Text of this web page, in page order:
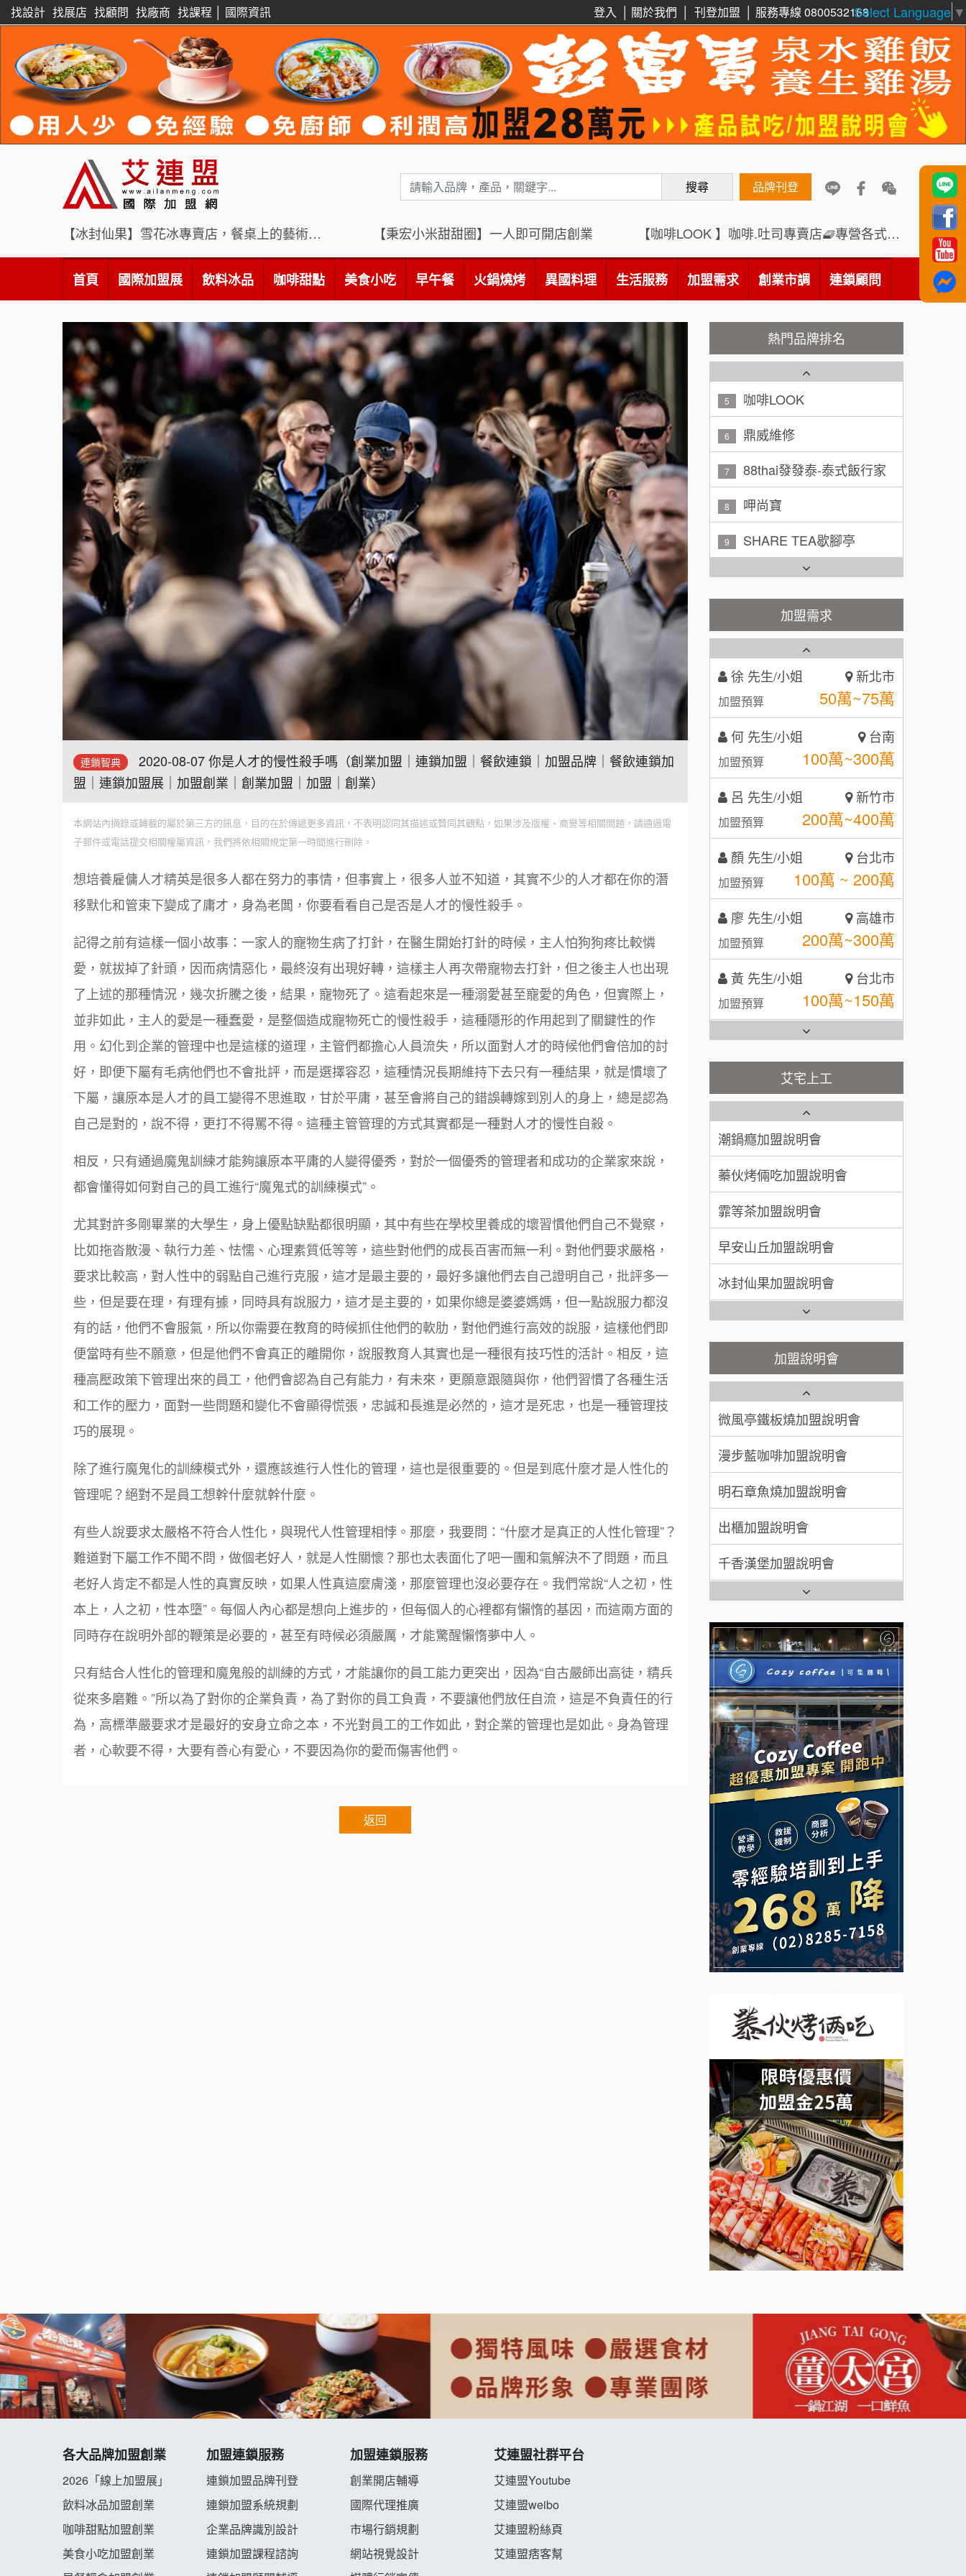
Select Language ▼
找設計 找展店 找顧問 找廠商 找課程 國際資訊 關於我們 刊登加盟 服務專線 0800532168
登入
搜尋 品牌刊登
【冰封仙果】雪花冰專賣店，餐桌上的藝術饗宴 【秉宏小米甜甜圈】一人即可開店創業 【咖啡LOOK 】咖啡.吐司專賣店🧇專營各式創意法式吐司
首頁 國際加盟展 飲料冰品 咖啡甜點 美食小吃 早午餐 火鍋燒烤 異國料理 生活服務 加盟需求 創業市調 連鎖顧問
連鎖智典
2020-08-07 你是人才的慢性殺手嗎（創業加盟｜連鎖加盟｜餐飲連鎖｜加盟品牌｜餐飲連鎖加
盟｜連鎖加盟展｜加盟創業｜創業加盟｜加盟｜創業）
本網站內摘錄或轉載的屬於第三方的訊息，目的在於傳遞更多資訊，不表明認同其描述或贊同其觀點，如果涉及版權、商譽等相關問題，請通過電
子郵件或電話提交相關權屬資訊，我們將依相關規定第一時間進行刪除。
想培養雇傭人才精英是很多人都在努力的事情，但事實上，很多人並不知道，其實不少的人才都在你的潛
移默化和管束下變成了庸才，身為老闆，你要看看自己是否是人才的慢性殺手。
記得之前有這樣一個小故事：一家人的寵物生病了打針，在醫生開始打針的時候，主人怕狗狗疼比較憐
愛，就拔掉了針頭，因而病情惡化，最終沒有出現好轉，這樣主人再次帶寵物去打針，但之後主人也出現
了上述的那種情況，幾次折騰之後，結果，寵物死了。這看起來是一種溺愛甚至寵愛的角色，但實際上，
並非如此，主人的愛是一種蠢愛，是整個造成寵物死亡的慢性殺手，這種隱形的作用起到了關鍵性的作
用。幻化到企業的管理中也是這樣的道理，主管們都擔心人員流失，所以面對人才的時候他們會倍加的討
好，即便下屬有毛病他們也不會批評，而是選擇容忍，這種情況長期維持下去只有一種結果，就是慣壞了
下屬，讓原本是人才的員工變得不思進取，甘於平庸，甚至會將自己的錯誤轉嫁到別人的身上，總是認為
自己是對的，說不得，更打不得罵不得。這種主管管理的方式其實都是一種對人才的慢性自殺。
相反，只有通過魔鬼訓練才能夠讓原本平庸的人變得優秀，對於一個優秀的管理者和成功的企業家來說，
都會懂得如何對自己的員工進行“魔鬼式的訓練模式”。
尤其對許多剛畢業的大學生，身上優點缺點都很明顯，其中有些在學校里養成的壞習慣他們自己不覺察，
比如拖沓散漫、執行力差、怯懦、心理素質低等等，這些對他們的成長百害而無一利。對他們要求嚴格，
要求比較高，對人性中的弱點自己進行克服，這才是最主要的，最好多讓他們去自己證明自己，批評多一
些，但是要在理，有理有據，同時具有說服力，這才是主要的，如果你總是婆婆媽媽，但一點說服力都沒
有的話，他們不會服氣，所以你需要在教育的時候抓住他們的軟肋，對他們進行高效的說服，這樣他們即
便當時有些不願意，但是他們不會真正的離開你，說服教育人其實也是一種很有技巧性的活計。相反，這
種高壓政策下管理出來的員工，他們會認為自己有能力，有未來，更願意跟隨與你，他們習慣了各種生活
和工作的壓力，面對一些問題和變化不會顯得慌張，忠誠和長進是必然的，這才是死忠，也是一種管理技
巧的展現。
除了進行魔鬼化的訓練模式外，還應該進行人性化的管理，這也是很重要的。但是到底什麼才是人性化的
管理呢？絕對不是員工想幹什麼就幹什麼。
有些人說要求太嚴格不符合人性化，與現代人性管理相悖。那麼，我要問：“什麼才是真正的人性化管理”？
難道對下屬工作不聞不問，做個老好人，就是人性關懷？那也太表面化了吧一團和氣解決不了問題，而且
老好人肯定不都是人性的真實反映，如果人性真這麼膚淺，那麼管理也沒必要存在。我們常說“人之初，性
本上，人之初，性本墮”。每個人內心都是想向上進步的，但每個人的心裡都有懶惰的基因，而這兩方面的
同時存在說明外部的鞭策是必要的，甚至有時候必須嚴厲，才能驚醒懶惰夢中人。
只有結合人性化的管理和魔鬼般的訓練的方式，才能讓你的員工能力更突出，因為“自古嚴師出高徒，精兵
從來多磨難。”所以為了對你的企業負責，為了對你的員工負責，不要讓他們放任自流，這是不負責任的行
為，高標準嚴要求才是最好的安身立命之本，不光對員工的工作如此，對企業的管理也是如此。身為管理
者，心軟要不得，大要有善心有愛心，不要因為你的愛而傷害他們。
返回
熱門品牌排名
6 鼎威維修
7 88thai發發泰-泰式飯行家
呷尚寶
SHARE TEA歇腳亭
1 Cozy coffee可集咖啡
霏等茶
秉宏小米甜甜圈
4 潮鍋癮
5 咖啡LOOK
6 鼎威維修
7 88thai發發泰-泰式飯行家
8 呷尚寶
9 SHARE TEA歇腳亭
10 TEA TOP台灣第一味
Cozy coffee可集咖啡
霏等茶
3 秉宏小米甜甜圈
4 潮鍋癮
咖啡LOOK
鼎威維修
7 88thai發發泰-泰式飯行家
8 呷尚寶
9 SHARE TEA歇腳亭
10 TEA TOP台灣第一味
加盟需求
周 先生/小姐 台北
加盟預算 100萬 ~150萬
徐 先生/小姐 新北市
加盟預算 50萬~75萬
何 先生/小姐 台南
呂 先生/小姐 新竹市
顏 先生/小姐 台北市
加盟預算 100萬 ~ 200萬
200萬~300萬
加盟預算 100萬~150萬
林 先生/小姐
100萬 ~ 200萬
吳 先生/小姐
加盟預算 100萬~200萬
周 先生/小姐 台北
加盟預算 100萬 ~150萬
徐 先生/小姐
加盟預算 50萬~75萬
何 先生/小姐 台南
加盟預算 100萬~300萬
呂 先生/小姐 新竹市
加盟預算 200萬~400萬
顏 先生/小姐 台北市
加盟預算 100萬 ~ 200萬
廖 先生/小姐 高雄市
加盟預算 200萬~300萬
黃 先生/小姐 台北市
加盟預算 100萬~150萬
林 先生/小姐 屏東縣
加盟預算 100萬 ~ 200萬
吳 先生/小姐 屏東縣
加盟預算 100萬~200萬
周 先生/小姐 台北
加盟預算 100萬 ~150萬
徐 先生/小姐 新北市
加盟預算 50萬~75萬
何 先生/小姐
加盟預算 100萬~300萬
呂 先生/小姐
加盟預算 200萬~400萬
顏 先生/小姐 台北市
100萬 ~ 200萬
廖 先生/小姐 高雄市
加盟預算 200萬~300萬
艾宅上工
【曉妍美妝】誠徵行政櫃檯
自助洗衣店誠徵代洗收送人員
(台中市)
MUSHEN徵SPA美容芳療師
日十。早午食加盟說明會
拾鑶火鍋加盟說明會
全家加盟說明會
台灣G湯加盟說明會
彭富貴加盟說明會
NU PASTA義大利麵加盟說明
會
潮鍋癮加盟說明會
蓁伙烤倆吃加盟說明會
霏等茶加盟說明會
早安山丘加盟說明會
冰封仙果加盟說明會
Ramble Café 漫步藍咖啡加盟
微風亭鐵板燒加盟說明會
鮮茶道加盟說明會
【曉妍美妝】誠徵行政櫃檯
自助洗衣店誠徵代洗收送人員
MUSHEN徵SPA美容芳療師
日十。早午食加盟說明會
拾鑶火鍋加盟說明會
全家加盟說明會
台灣G湯加盟說明會
彭富貴加盟說明會
NU PASTA義大利麵加盟說明
會
潮鍋癮加盟說明會
蓁伙烤倆吃加盟說明會
霏等茶加盟說明會
早安山丘加盟說明會
冰封仙果加盟說明會
Ramble Café 漫步藍咖啡加盟
說明會
微風亭鐵板燒加盟說明會
【曉妍美妝】誠徵行政櫃檯
自助洗衣店誠徵代洗收送人員
(台中市)
MUSHEN徵SPA美容芳療師
日十。早午食加盟說明會
拾鑶火鍋加盟說明會
加盟說明會
藍象廷泰式火鍋加盟說明會
日十。早午食加盟說明會
上宇林加盟說明會
莫尼早餐Morni加盟說明會
手作功夫茶加盟說明會
SHARE TEA歇腳亭加盟說明會
潮味決-湯滷專門店加盟說明會
鬍子茶加盟說明會
鮮茶道加盟說明會
微風亭鐵板燒加盟說明會
漫步藍咖啡加盟說明會
明石章魚燒加盟說明會
出櫃加盟說明會
千香漢堡加盟說明會
七盞茶加盟說明會
拉亞漢堡加盟說明會
杜芳子古味茶鋪加盟說明會
優握握×酸奶大獅加盟說明會
冬城門加盟說明會
拾鑶火鍋加盟說明會
阿性情趣無人販售所加盟明會
龍涎居好湯加盟說明會
舒油頭加盟說明會
韓金量加盟說明會
義氣豐發雞加盟說明會
白鬍泡泡 BOHO POPO加盟說
雞咕雞咕加盟說明會
TEA TOP加盟說明會
珍好味臭臭鍋加盟說明會
藍象廷泰式火鍋加盟說明會
日十。早午食加盟說明會
上宇林加盟說明會
手作功夫茶加盟說明會
SHARE TEA歇腳亭加盟說明會
潮味決-湯滷專門店加盟說明會
各大品牌加盟創業
2026「線上加盟展」
飲料冰品加盟創業
咖啡甜點加盟創業
美食小吃加盟創業
加盟連鎖服務
連鎖加盟品牌刊登
連鎖加盟系統規劃
企業品牌識別設計
連鎖加盟課程諮詢
加盟連鎖服務
創業開店輔導
國際代理推廣
市場行銷規劃
網站視覺設計
艾連盟社群平台
艾連盟Youtube
艾連盟weibo
艾連盟粉絲頁
艾連盟痞客幫